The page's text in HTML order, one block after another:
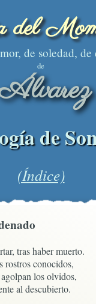
del
de soledad, de
de
de
(Índice)
tras haber muerto.
rostros conocidos,
los olvidos,
al descubierto.